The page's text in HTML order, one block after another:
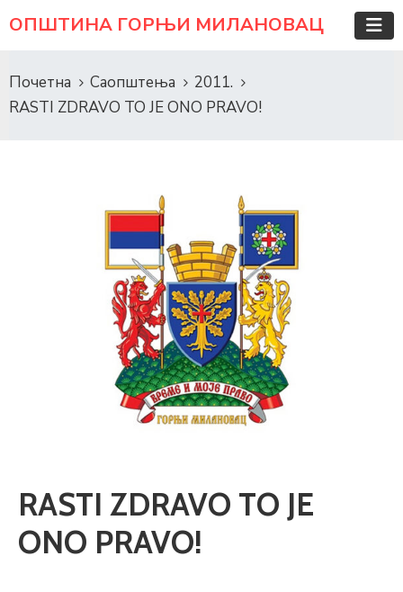
ОПШТИНА ГОРЊИ МИЛАНОВАЦ
Почетна Саопштења
2011.
RASTI ZDRAVO TO JE ONO PRAVO!
RASTI ZDRAVO TO JE
ONO PRAVO!